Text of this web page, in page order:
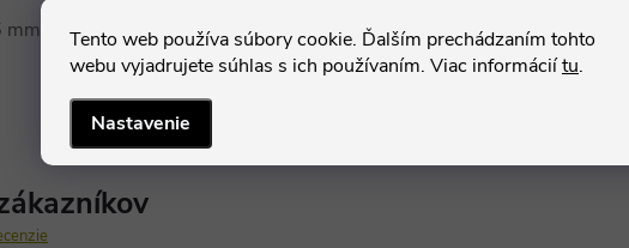
Tento web používa súbory cookie. Ďalším prechádzaním tohto
webu vyjadrujete súhlas s ich používaním. Viac informáciítu.
Nastavenie
výška: 56 mm